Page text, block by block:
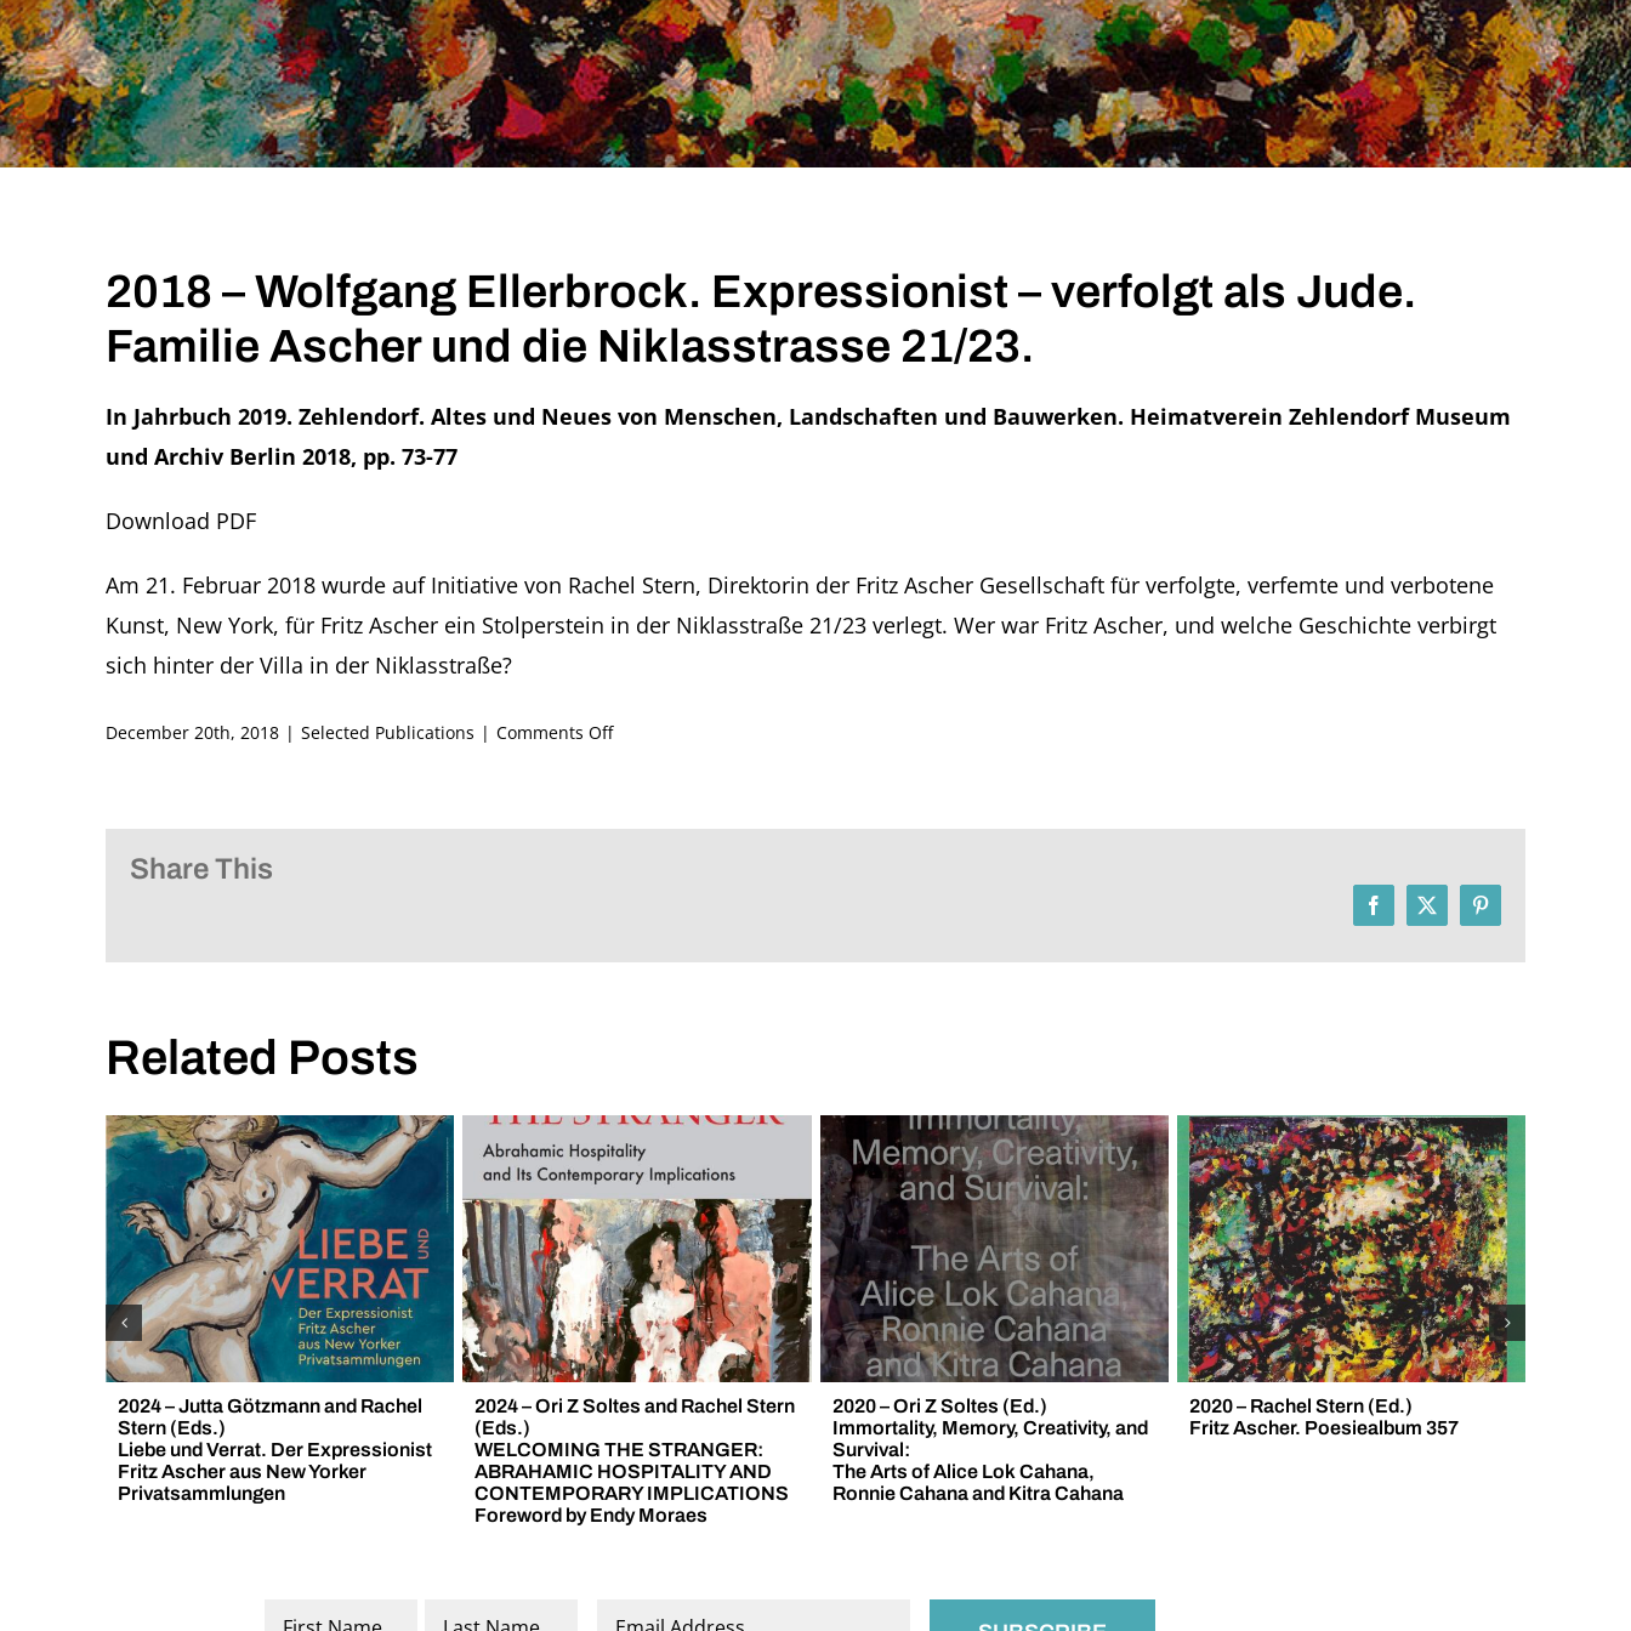
Larger
Image
2018 – Wolfgang Ellerbrock. Expressionist – verfolgt als Jude.
Familie Ascher und die Niklasstrasse 21/23.
In Jahrbuch 2019. Zehlendorf. Altes und Neues von Menschen, Landschaften und Bauwerken. Heimatverein Zehlendorf Museum
und Archiv Berlin 2018, pp. 73-77
Download PDF
Am 21. Februar 2018 wurde auf Initiative von Rachel Stern, Direktorin der Fritz Ascher Gesellschaft für verfolgte, verfemte und verbotene
Kunst, New York, für Fritz Ascher ein Stolperstein in der Niklasstraße 21/23 verlegt. Wer war Fritz Ascher, und welche Geschichte verbirgt
sich hinter der Villa in der Niklasstraße?
December 20th, 2018 | Selected Publications | Comments Offon
Wolfgang
und
die
Niklasstrasse
21/23.
Share This
Facebook
X Pinterest
Related Posts
2024 – Jutta Götzmann and Rachel
Stern (Eds.)
Liebe und Verrat. Der Expressionist
Fritz Ascher aus New Yorker
Privatsammlungen
2024 – Ori Z Soltes and Rachel Stern
(Eds.)
WELCOMING THE STRANGER:
ABRAHAMIC HOSPITALITY AND
CONTEMPORARY IMPLICATIONS
Foreword by Endy Moraes
2020 – Ori Z Soltes (Ed.)
Immortality, Memory, Creativity, and
Survival:
The Arts of Alice Lok Cahana,
Ronnie Cahana and Kitra Cahana
2020 – Rachel Stern (Ed.)
Fritz Ascher. Poesiealbum 357
Name Email